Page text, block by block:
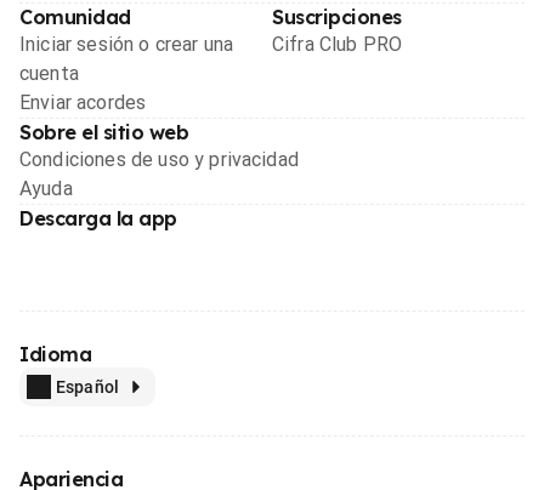
Comunidad
Iniciar sesión o crear una
cuenta
Enviar acordes
Suscripciones
Cifra Club PRO
Sobre el sitio web
Condiciones de uso y privacidad
Ayuda
Descarga la app
Idioma
Español
Apariencia